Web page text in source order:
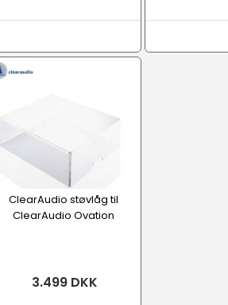
ClearAudio støvlåg til
ClearAudio Ovation
3.499 DKK